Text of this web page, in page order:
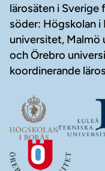
lärosäten i
söder: Högskolan i
universitet, Malmö
och Örebro
koordinerande